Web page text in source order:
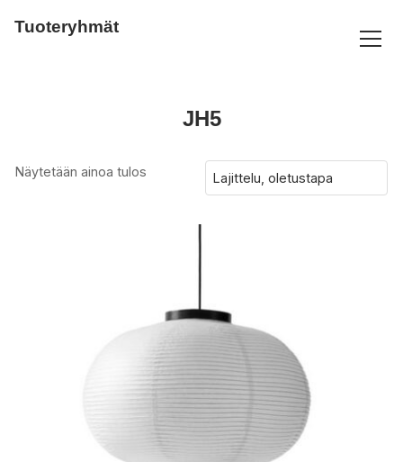
Tuoteryhmät
JH5
Näytetään ainoa tulos